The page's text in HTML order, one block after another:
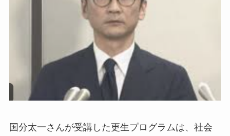
国分太一さんが受講した更生プログラムは、社会